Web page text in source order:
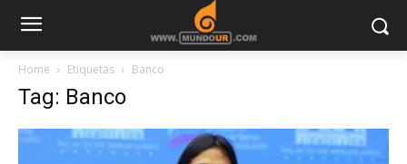
Home Etiquetas Banco
Tag: Banco